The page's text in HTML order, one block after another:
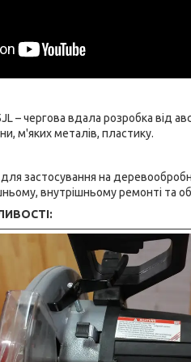
– чергова вдала розробка від
м'яких металів, пластику.
застосування на
внутрішньому ремонті та